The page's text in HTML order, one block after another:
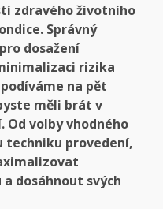
zdravého životního
Správný
dosažení
rizika
na pět
měli brát v
Od volby vhodného
techniku provedení,
dosáhnout svých